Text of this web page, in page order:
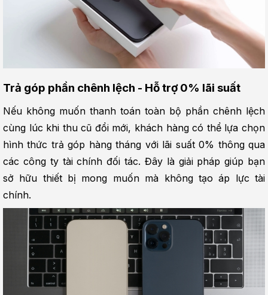
Trả góp phần chênh lệch - Hỗ trợ 0% lãi suất
Nếu không muốn thanh toán toàn bộ phần chênh lệch
cùng lúc khi thu cũ đổi mới, khách hàng có thể lựa chọn
hình thức trả góp hàng tháng với lãi suất 0% thông qua
các công ty tài chính đối tác. Đây là giải pháp giúp bạn
sở hữu thiết bị mong muốn mà không tạo áp lực tài
chính.